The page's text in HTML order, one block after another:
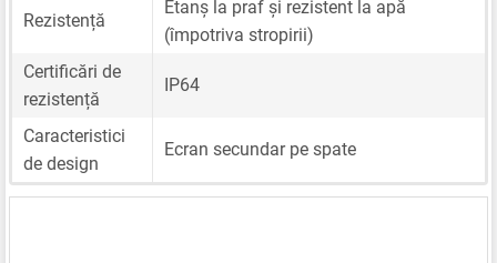
Rezistență
Etanș la praf și rezistent la apă
(împotriva stropirii)
Certificări de
rezistență
IP64
Caracteristici
de design
Ecran secundar pe spate